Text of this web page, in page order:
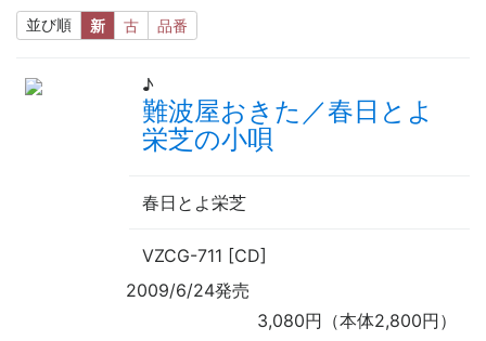
並び順 新 古 品番
♪
難波屋おきた／春日とよ
栄芝の小唄
春日とよ栄芝
VZCG-711 [CD]
2009/6/24発売
3,080円（本体2,800円）